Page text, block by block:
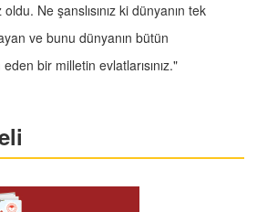
Ne şanslısınız ki dünyanın tek
ve bunu dünyanın bütün
bir milletin evlatlarısınız."